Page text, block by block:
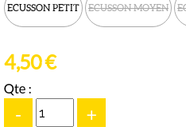
ECUSSON PETIT ECUSSON MOYEN
4,50 €
Qte :
- +